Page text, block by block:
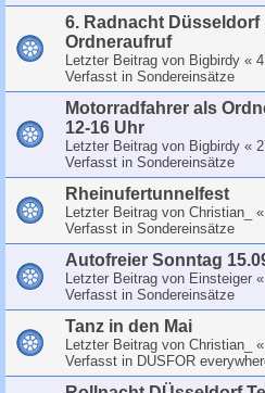
6. Radnacht Düsseldorf
Ordneraufruf
Letzter Beitrag von Bigbirdy «
Verfasst in Sondereinsätze
Motorradfahrer als
12-16 Uhr
Letzter Beitrag von Bigbirdy «
Verfasst in Sondereinsätze
Rheinufertunnelfest
Letzter Beitrag von Christian_ «
Verfasst in Sondereinsätze
Autofreier Sonntag
Letzter Beitrag von Einsteiger «
Verfasst in Sondereinsätze
Tanz in den Mai
Letzter Beitrag von Christian_ «
Verfasst in DUSFOR